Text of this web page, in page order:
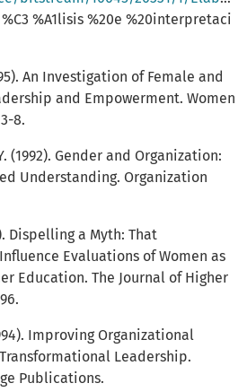
%C3 %A1lisis %20e %20interpretaci
An Investigation of Female and
and Empowerment. Women
8.
(1992). Gender and Organization:
Understanding. Organization
Dispelling a Myth: That
Evaluations of Women as
Education. The Journal of Higher
Improving Organizational
Leadership.
Publications.